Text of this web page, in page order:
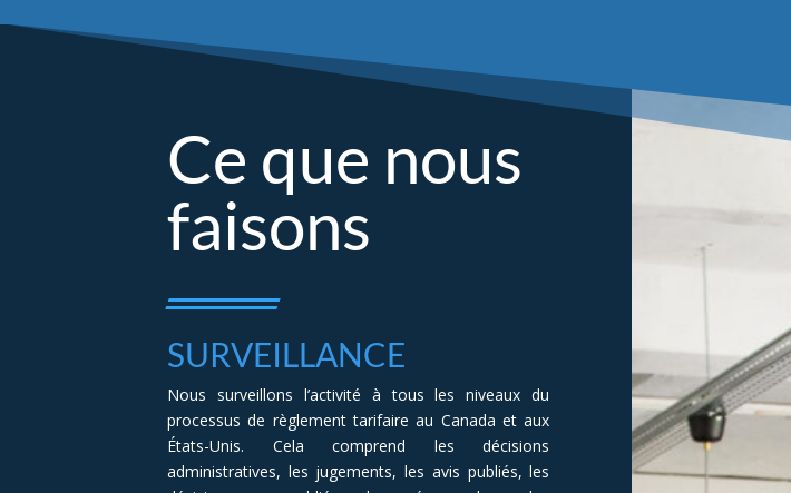
Ce que nous
faisons
SURVEILLANCE
Nous surveillons l’activité à tous les niveaux du
processus de règlement tarifaire au Canada et aux
États-Unis. Cela comprend les décisions
administratives, les jugements, les avis publiés, les